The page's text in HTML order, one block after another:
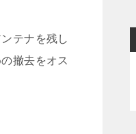
テナを残し
撤去をオス